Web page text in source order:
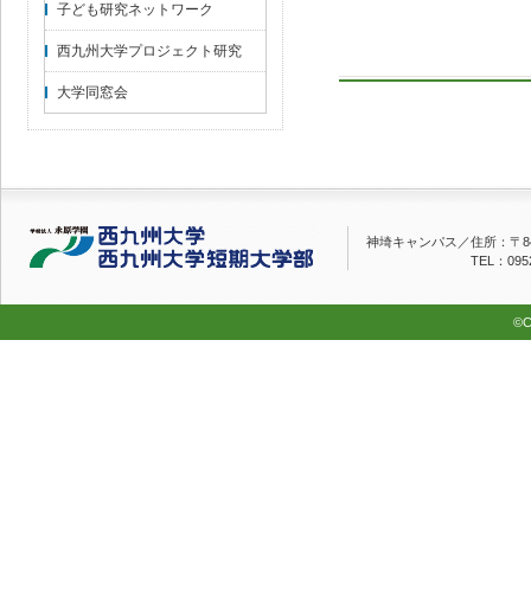
子ども研究ネットワーク
西九州大学プロジェクト研究
大学同窓会
神埼キャンパス／住所：〒
TEL：